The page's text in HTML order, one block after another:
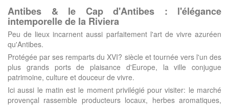
Antibes & le Cap d'Antibes : l'élégance
intemporelle de la Riviera
Peu de lieux incarnent aussi parfaitement l'art de vivre azuréen
qu'Antibes.
Protégée par ses remparts du XVI? siècle et tournée vers l'un des
plus grands ports de plaisance d'Europe, la ville conjugue
patrimoine, culture et douceur de vivre.
Ici aussi le matin est le moment privilégié pour visiter: le marché
provençal rassemble producteurs locaux, herbes aromatiques,